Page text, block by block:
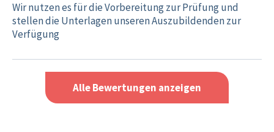
Wir nutzen es für die Vorbereitung zur Prüfung und
stellen die Unterlagen unseren Auszubildenden zur
Verfügung
Alle Bewertungen anzeigen